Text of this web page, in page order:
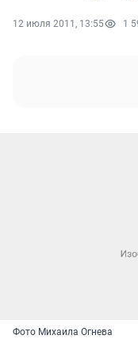
12 июля 2011, 13:55 1
Фото Михаила Огнева